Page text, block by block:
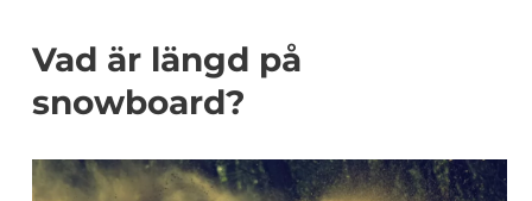
Vad är längd på
snowboard?